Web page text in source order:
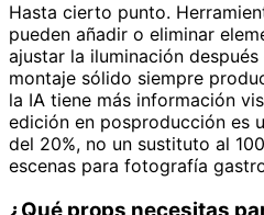
Hasta cierto punto.
pueden añadir o eliminar
ajustar la iluminación
montaje sólido siempre
la IA tiene más información
edición en posproducción es
del 20%, no un sustituto al
escenas para fotografía
¿Qué props necesitas